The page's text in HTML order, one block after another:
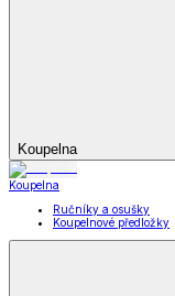
Koupelna
Koupelna
Ručníky a osušky
Koupelnové předložky